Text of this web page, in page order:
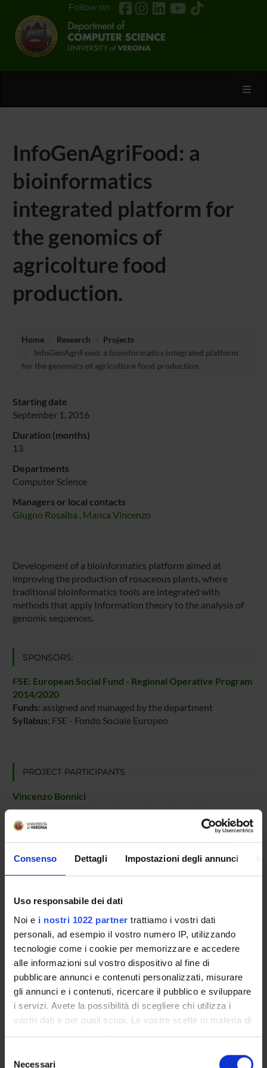
Consenso Dettagli Impostazioni degli annunci
Uso responsabile dei dati
Noi e i nostri 1022 partner trattiamo i vostri dati
personali, ad esempio il vostro numero IP, utilizzando
tecnologie come i cookie per memorizzare e accedere
alle informazioni sul vostro dispositivo al fine di
pubblicare annunci e contenuti personalizzati, misurare
gli annunci e i contenuti, ricercare il pubblico e sviluppare
i servizi. Avete la possibilità di scegliere chi utilizza i
vostri dati e per quali scopi. Le vostre scelte in materia di
privacy sono applicabili solo su questa proprietà digitale
modificare o revocare il proprio consenso in qualsiasi
Necessari
Follow on
InfoGenAgriFood: a
bioinformatics
integrated platform for
the genomics of
agricolture food
production.
Home Research
Projects
InfoGenAgriFood: a bioinformatics integrated platform
for the genomics of agricolture food production.
Starting date
September 1, 2016
Duration (months)
13
Departments
Computer Science
Managers or local contacts
Giugno Rosalba , Manca Vincenzo
Development of a bioinformatics platform aimed at
improving the production of rosaceous plants, where
traditional bioinformatics tools are integrated with
methods that apply Information theory to the analysis of
genomic sequences.
SPONSORS:
FSE: European Social Fund - Regional Operative Program
2014/2020
Funds: assigned and managed by the department
Syllabus: FSE - Fondo Sociale Europeo
PROJECT PARTICIPANTS
Vincenzo Bonnici
Full Professor
Vincenzo Manca
COLLABORATORI ESTERNI
Personal Genomics
Agricoltori verona servizi
s.r.l.
Confagricoltura Verona
Organizzazione di tutela e di rappresentanza delle imprese
agricole
ConfCommercio Verona